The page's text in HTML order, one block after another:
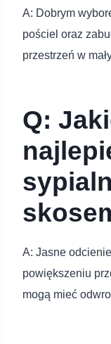
A: Dobrym
pościel oraz
przestrzeń w
Q:
A: Jasne
powiększeniu
mogą mieć